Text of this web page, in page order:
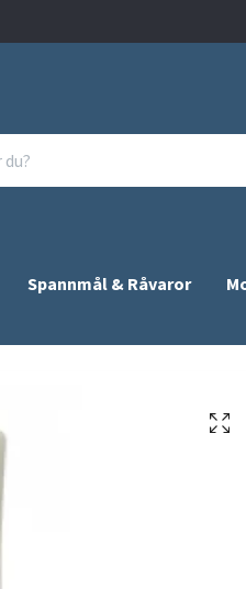
Spannmål & Råvaror